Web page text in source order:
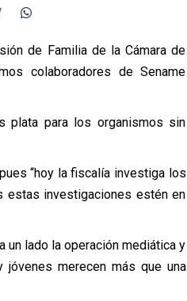
de Familia de la Cámara de
colaboradores de Sename
plata para los organismos sin
“hoy la fiscalía investiga los
estas investigaciones estén en
un lado la operación mediática y
merecen más que una